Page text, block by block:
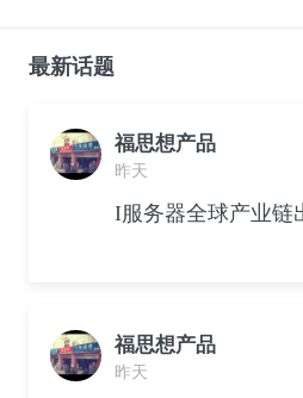
最新话题
福思想产品
昨天
I服务器全球产业链
福思想产品
昨天